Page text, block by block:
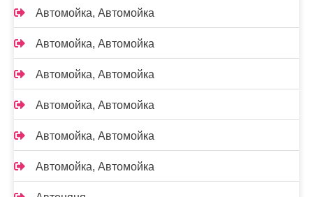
Автомойка, Автомойка
Автомойка, Автомойка
Автомойка, Автомойка
Автомойка, Автомойка
Автомойка, Автомойка
Автомойка, Автомойка